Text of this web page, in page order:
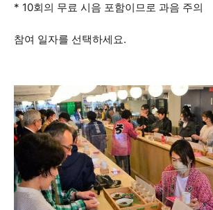
* 10회의 무료 시음 포함이므로 과음 주의
참여 일자를 선택하세요.